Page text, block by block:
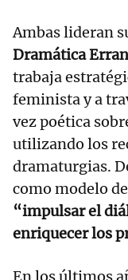
Ambas lideran
Dramática
trabaja
feminista y a
vez poética
utilizando los
dramaturgias.
como modelo
“impulsar el
enriquecer los